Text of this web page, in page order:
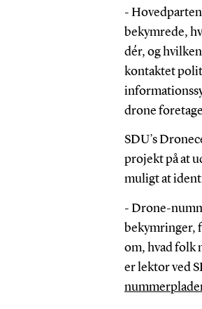
-
bekymrede,
dér, og
kontaktet
drone
SDU’s
projekt på at
muligt at
- Drone-
bekymringer,
om, hvad folk
er lektor ved